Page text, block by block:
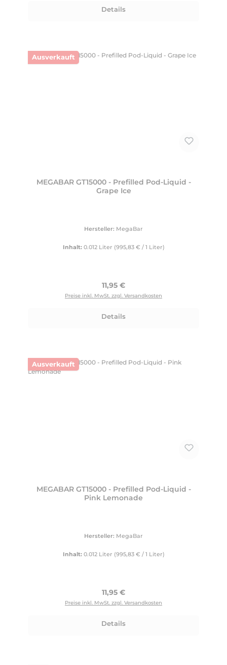
Details
Ausverkauft
MEGABAR GT15000 - Prefilled Pod-Liquid -
Grape Ice
Hersteller: MegaBar
Inhalt: 0.012 Liter (995,83 € / 1 Liter)
Regulärer Preis:
11,95 €
Preise inkl. MwSt. zzgl. Versandkosten
Details
Ausverkauft
MEGABAR GT15000 - Prefilled Pod-Liquid -
Pink Lemonade
Hersteller: MegaBar
Inhalt: 0.012 Liter (995,83 € / 1 Liter)
Regulärer Preis:
11,95 €
Preise inkl. MwSt. zzgl. Versandkosten
Details